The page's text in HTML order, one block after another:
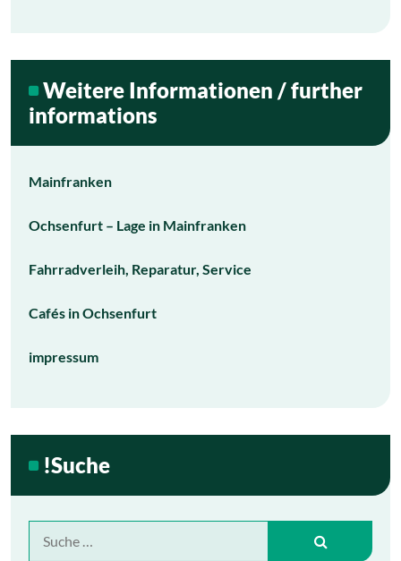
Weitere Informationen / further
informations
Mainfranken
Ochsenfurt – Lage in Mainfranken
Fahrradverleih, Reparatur, Service
Cafés in Ochsenfurt
impressum
!Suche
nach: